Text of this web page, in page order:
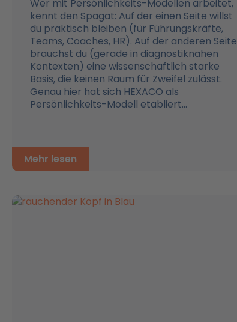
Wer mit Persönlichkeits-Modellen arbeitet,
kennt den Spagat: Auf der einen Seite willst
du praktisch bleiben (für Führungskräfte,
Teams, Coaches, HR). Auf der anderen Seite
brauchst du (gerade in diagnostiknahen
Kontexten) eine wissenschaftlich starke
Basis, die keinen Raum für Zweifel zulässt.
Genau hier hat sich HEXACO als
Persönlichkeits-Modell etabliert...
Mehr lesen